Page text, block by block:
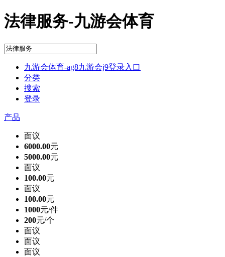
法律服务-九游会体育
九游会体育-ag8九游会j9登录入口
分类
搜索
登录
产品
面议
6000.00元
5000.00元
面议
100.00元
面议
100.00元
1000元/件
200元/个
面议
面议
面议